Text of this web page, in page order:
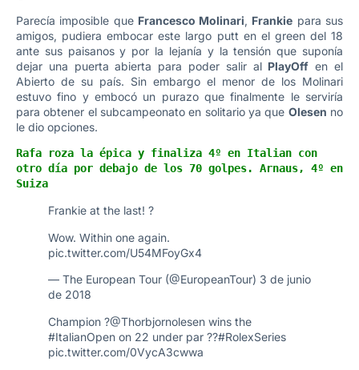
Parecía imposible que Francesco Molinari, Frankie para sus
amigos, pudiera embocar este largo putt en el green del 18
ante sus paisanos y por la lejanía y la tensión que suponía
dejar una puerta abierta para poder salir al PlayOff en el
Abierto de su país. Sin embargo el menor de los Molinari
estuvo fino y embocó un purazo que finalmente le serviría
para obtener el subcampeonato en solitario ya que Olesen no
le dio opciones.
Rafa roza la épica y finaliza 4º en Italian con
otro día por debajo de los 70 golpes. Arnaus, 4º en
Suiza
Frankie at the last! ?
Wow. Within one again.
pic.twitter.com/U54MFoyGx4
— The European Tour (@EuropeanTour) 3 de junio
de 2018
Champion ?@Thorbjornolesen wins the
#ItalianOpen on 22 under par ??#RolexSeries
pic.twitter.com/0VycA3cwwa